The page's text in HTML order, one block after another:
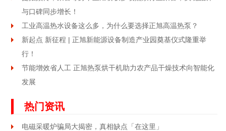
与口碑同步增长！
工业高温热水设备这么多，为什么要选择正旭高温热泵？
新起点 新征程 | 正旭新能源设备制造产业园奠基仪式隆重举
行！
节能增效省人工 正旭热泵烘干机助力农产品干燥技术向智能化
发展
热门资讯
电磁采暖炉骗局大揭密，真相缺点「在这里」